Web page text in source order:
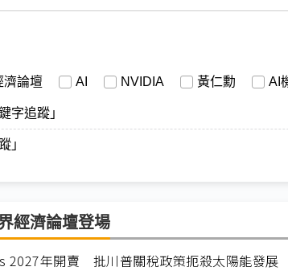
濟論壇 AI NVIDIA 黃仁勳 AI
字追蹤」
」
經濟論壇登場
2027年開賣 批川普關稅政策扼殺太陽能發展